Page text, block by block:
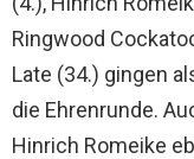
Ringwood
Late (34.) gingen
die Ehrenrunde.
Hinrich Romeike